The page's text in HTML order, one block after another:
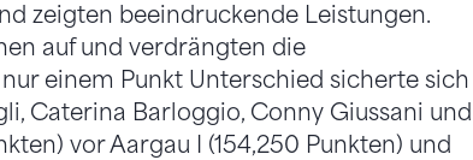
zeigten beeindruckende Leistungen.
auf und verdrängten die
einem Punkt Unterschied sicherte sich
Caterina Barloggio, Conny Giussani und
vor Aargau I (154,250 Punkten) und